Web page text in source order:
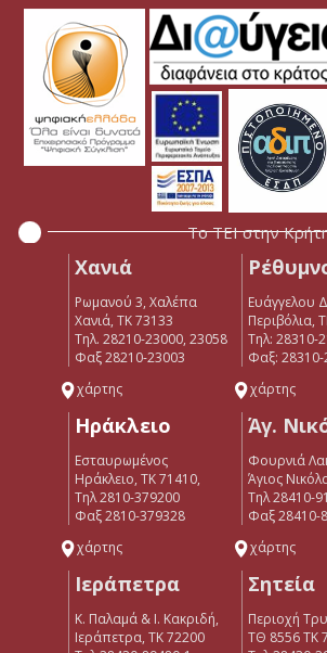
Το ΤΕΙ στην
Χανιά
Ρωμανού 3, Χαλέπα
Χανιά, ΤΚ 73133
Τηλ. 28210-23000, 23058
Φαξ 28210-23003
χάρτης
Ευάγγελου
Περιβόλια,
Tηλ: 28310-
Φαξ: 28310-
χάρτης
Ηράκλειο
Εσταυρωμένος
Ηράκλειο, ΤΚ 71410,
Τηλ 2810-379200
Φαξ 2810-379328
χάρτης
Άγ.
Φουρνιά
Άγιος
Τηλ 28410-
Φαξ 28410-
χάρτης
Ιεράπετρα
Κ. Παλαμά & Ι. Κακριδή,
Ιεράπετρα, ΤΚ 72200
Σητεία
Περιοχή
ΤΘ 8556 ΤΚ